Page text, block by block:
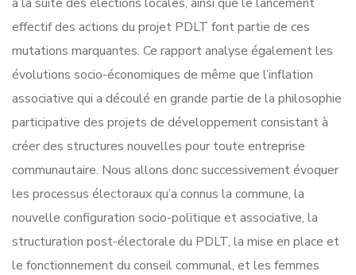
effectif des actions du projet PDLT font partie de ces
mutations marquantes. Ce rapport analyse également les
évolutions socio-économiques de même que l’inflation
associative qui a découlé en grande partie de la philosophie
participative des projets de développement consistant à
créer des structures nouvelles pour toute entreprise
communautaire. Nous allons donc successivement évoquer
les processus électoraux qu’a connus la commune, la
nouvelle configuration socio-politique et associative, la
structuration post-électorale du PDLT, la mise en place et
le fonctionnement du conseil communal, et les femmes